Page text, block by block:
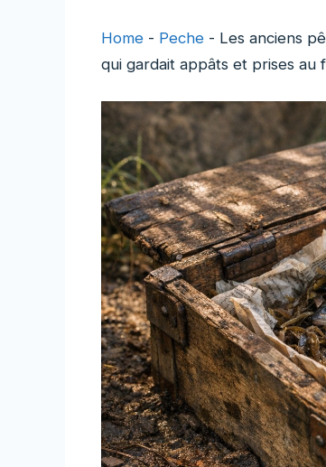
Home - Peche - Les anciens
qui gardait appâts et prises au